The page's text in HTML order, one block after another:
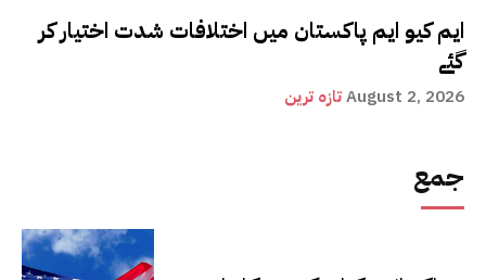
ایم کیو ایم پاکستان میں اختلافات شدت اختیار کر
گئے
تازہ ترینAugust 2, 2026
جمع